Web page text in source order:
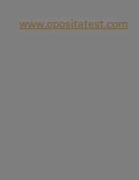
www.opositatest.com